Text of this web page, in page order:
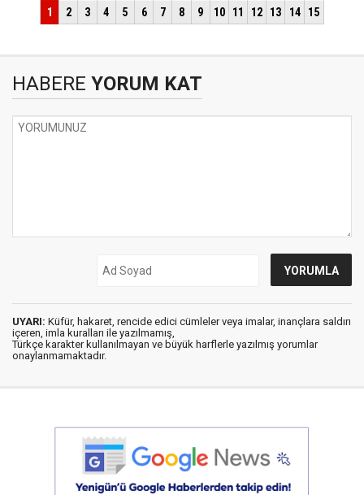
HABERE YORUM KAT
UYARI: Küfür, hakaret, rencide edici cümleler veya imalar, inançlara saldırı
içeren, imla kuralları ile yazılmamış,
Türkçe karakter kullanılmayan ve büyük harflerle yazılmış yorumlar
onaylanmamaktadır.